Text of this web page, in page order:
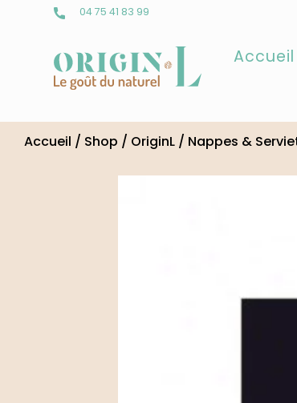
04 75 41 83 99
Accueil
Accueil / Shop / OriginL / Nappes &